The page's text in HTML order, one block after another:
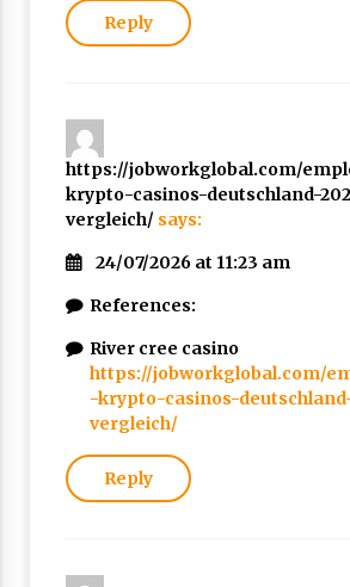
Reply
https://jobworkglobal.com/
krypto-casinos-deutschland-
vergleich/ says:
24/07/2026 at 11:23 am
References:
River cree casino
https://jobworkglobal.com/
-krypto-casinos-
vergleich/
Reply